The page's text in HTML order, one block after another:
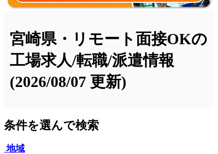
宮崎県・リモート面接OKの
工場求人/転職/派遣情報
(2026/08/07 更新)
条件を選んで検索
地域